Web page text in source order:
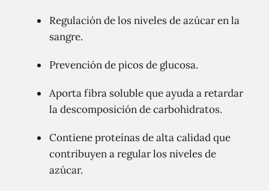
Regulación de los niveles de azúcar en la
sangre.
Prevención de picos de glucosa.
Aporta fibra soluble que ayuda a retardar
la descomposición de carbohidratos.
Contiene proteínas de alta calidad que
contribuyen a regular los niveles de
azúcar.